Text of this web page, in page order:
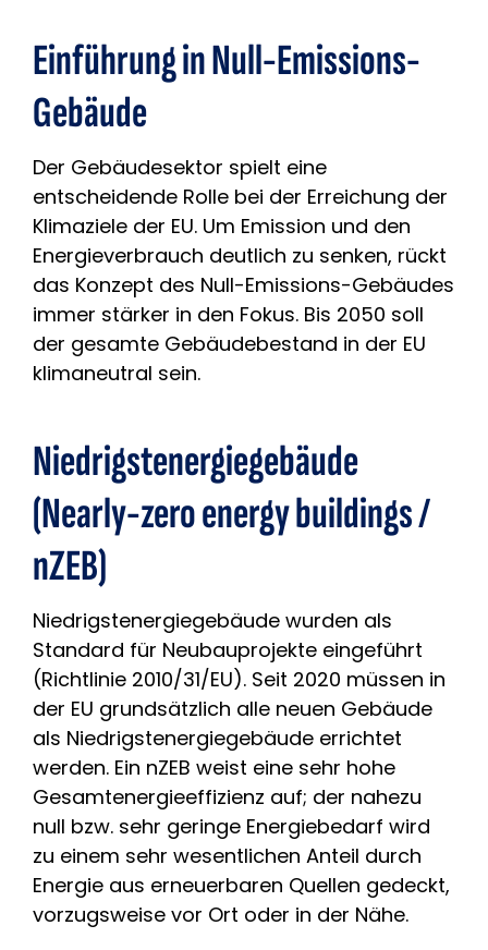
Einführung in Null-Emissions-
Gebäude
Der Gebäudesektor spielt eine
entscheidende Rolle bei der Erreichung der
Klimaziele der EU. Um Emission und den
Energieverbrauch deutlich zu senken, rückt
das Konzept des Null-Emissions-Gebäudes
immer stärker in den Fokus. Bis 2050 soll
der gesamte Gebäudebestand in der EU
klimaneutral sein.
Niedrigstenergiegebäude
(Nearly-zero energy buildings /
nZEB)
Niedrigstenergiegebäude wurden als
Standard für Neubauprojekte eingeführt
(Richtlinie 2010/31/EU). Seit 2020 müssen in
der EU grundsätzlich alle neuen Gebäude
als Niedrigstenergiegebäude errichtet
werden. Ein nZEB weist eine sehr hohe
Gesamtenergieeffizienz auf; der nahezu
null bzw. sehr geringe Energiebedarf wird
zu einem sehr wesentlichen Anteil durch
Energie aus erneuerbaren Quellen gedeckt,
vorzugsweise vor Ort oder in der Nähe.